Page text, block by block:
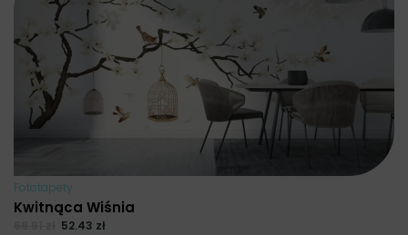
Fototapety
Kwitnąca Wiśnia
52.43 zł